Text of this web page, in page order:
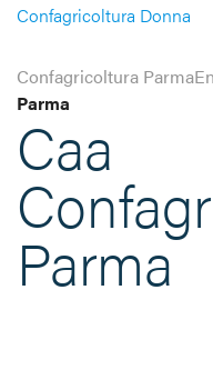
Confagricoltura Donna
Confagricoltura Parma
Parma
Caa
Parma